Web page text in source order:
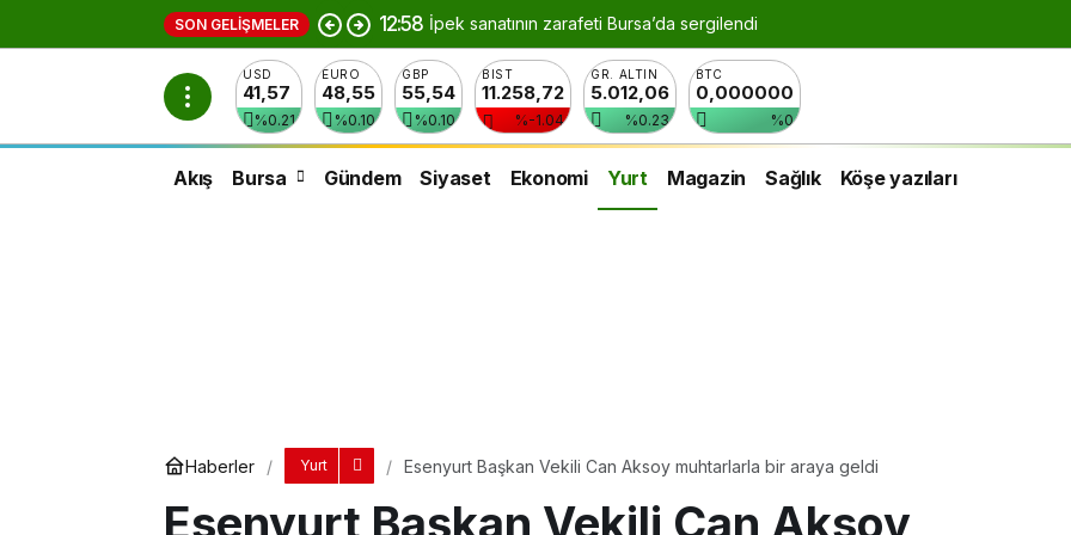
SON GELIŞMELER 12:58 İpek sanatının zarafeti Bursa’da sergilendi
USD
41,57
%0.21
EURO
48,55
%0.10
GBP
55,54
%0.10
BIST
11.258,72
%-1.04
GR. ALTIN
5.012,06
%0.23
BTC
0,000000
%0
Akış Bursa Gündem Siyaset Ekonomi Yurt Magazin Sağlık Köşe yazıları
Haberler Yurt Esenyurt Başkan Vekili Can Aksoy muhtarlarla bir araya geldi
Esenyurt Başkan Vekili Can Aksoy